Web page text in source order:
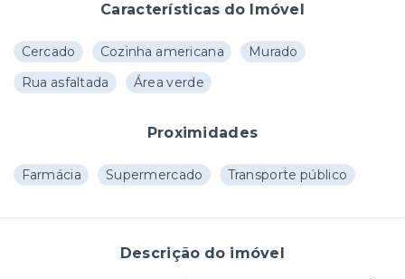
Características do Imóvel
Cercado Cozinha americana
Murado
Rua asfaltada
Área verde
Proximidades
Farmácia Supermercado Transporte público
Descrição do imóvel